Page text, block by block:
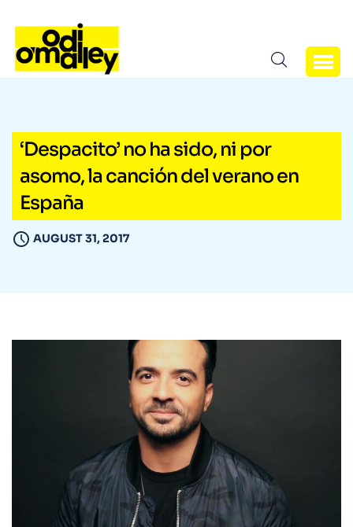
‘Despacito’ no ha sido, ni por
asomo, la canción del verano en
España
AUGUST 31, 2017